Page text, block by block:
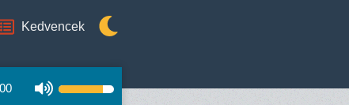
Kedvencek